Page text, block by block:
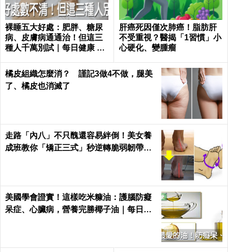
裸睡五大好處：肥胖、糖尿
病、皮膚病通通治！但這三
種人千萬別試｜每日健康 He
肝癌死因僅次肺癌！脂肪肝
不受重視？醫揭「1習慣」小
心硬化、變腫瘤
橘皮組織怎麼消？ 謹記3做4不做，腿美
了、橘皮也消滅了
走路「內八」不只醜還容易絆倒！美女養
成班教你「矯正三式」秒逆轉脆弱韌帶肌
美國學會證實！這樣吃米糠油：護腦防癡
呆症、心臟病，營養完勝椰子油｜每日健